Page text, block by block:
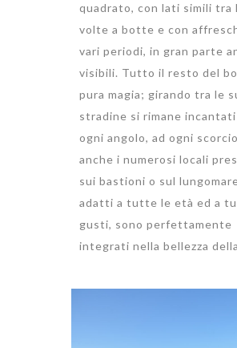
quadrato, con lati simili tra
volte a botte e con
vari periodi, in gran parte
visibili. Tutto il resto del
pura magia; girando tra le
stradine si rimane incantati
ogni angolo, ad ogni
anche i numerosi locali
sui bastioni o sul
adatti a tutte le età ed a
gusti, sono perfettamente
integrati nella bellezza